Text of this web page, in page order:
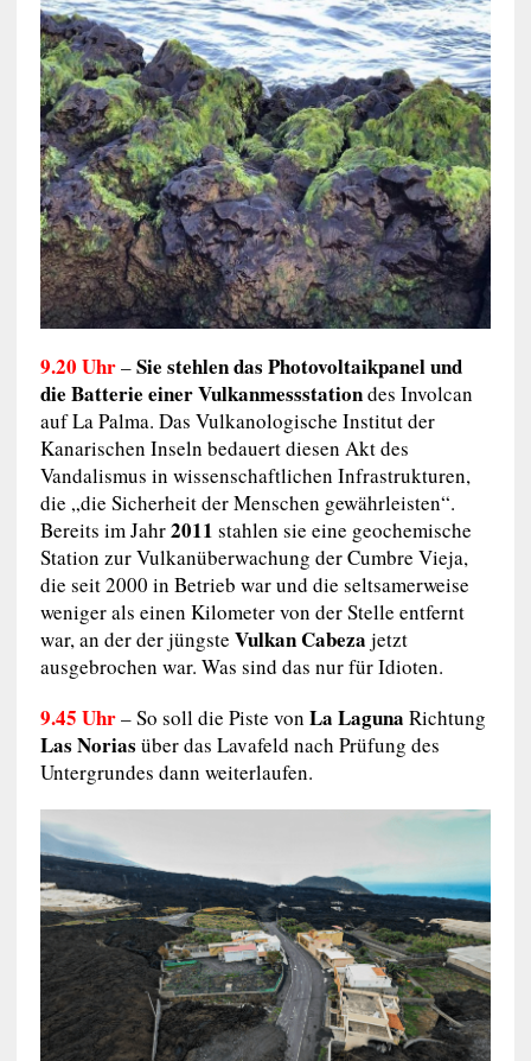
9.20 Uhr–Sie stehlen das Photovoltaikpanel und
die Batterie einer Vulkanmessstationdes Involcan
auf La Palma. Das Vulkanologische Institut der
Kanarischen Inseln bedauert diesen Akt des
Vandalismus in wissenschaftlichen Infrastrukturen,
die „die Sicherheit der Menschen gewährleisten“.
Bereits im Jahr2011 stahlen sie eine geochemische
Station zur Vulkanüberwachung der Cumbre Vieja,
die seit 2000 in Betrieb war und die seltsamerweise
weniger als einen Kilometer von der Stelle entfernt
war, an der der jüngste Vulkan Cabeza jetzt
ausgebrochen war. Was sind das nur für Idioten.
9.45 Uhr– So soll die Piste von La Laguna Richtung
Las Norias über das Lavafeld nach Prüfung des
Untergrundes dann weiterlaufen.